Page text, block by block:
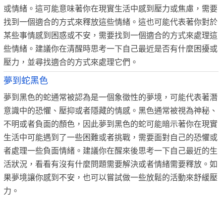
或情緒。這可能意味著你在現實生活中感到壓力或焦慮，需要
找到一個適合的方式來釋放這些情緒。這也可能代表著你對於
某些事情感到困惑或不安，需要找到一個適合的方式來處理這
些情緒。建議你在清醒時思考一下自己最近是否有什麼困擾或
壓力，並尋找適合的方式來處理它們。
夢到蛇黑色
夢到黑色的蛇通常被認為是一個象徵性的夢境，可能代表著潛
意識中的恐懼、壓抑或者隱藏的情感。黑色通常被視為神秘、
不明或者負面的顏色，因此夢到黑色的蛇可能暗示著你在現實
生活中可能遇到了一些困難或者挑戰，需要面對自己的恐懼或
者處理一些負面情緒。建議你在醒來後思考一下自己最近的生
活狀況，看看有沒有什麼問題需要解決或者情緒需要釋放。如
果夢境讓你感到不安，也可以嘗試做一些放鬆的活動來舒緩壓
力。